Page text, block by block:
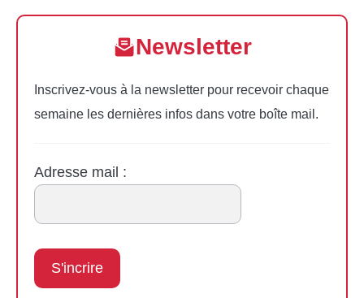
Newsletter
Inscrivez-vous à la newsletter pour recevoir chaque
semaine les dernières infos dans votre boîte mail.
Adresse mail :